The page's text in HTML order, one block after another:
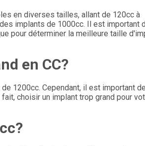
en diverses tailles, allant de 120cc à
implants de 1000cc. Il est important
pour déterminer la meilleure taille
en CC?
1200cc. Cependant, il est important de
choisir un implant trop grand pour